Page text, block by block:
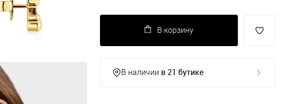
В корзину
В наличии в 21 бутике